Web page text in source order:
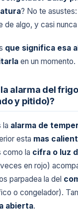
? No te
de algo, y casi
que significa esa
en un momento.
alarma del
y pitido)?
la alarma de
esta mas
como la cifra o luz
en rojo)
parpadea la del
o congelador).
abierta.